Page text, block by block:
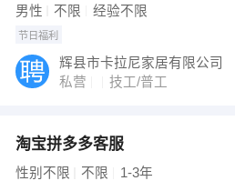
男性 不限 经验不限
节日福利
辉县市卡拉尼家居有限公司
私营
技工/普工
淘宝拼多多客服
性别不限 不限 1-3年